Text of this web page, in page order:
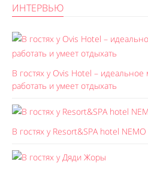
ИНТЕРВЬЮ
В гостях у Ovis Hotel – идеальное
работать и умеет отдыхать
В гостях у Resort&SPA hotel